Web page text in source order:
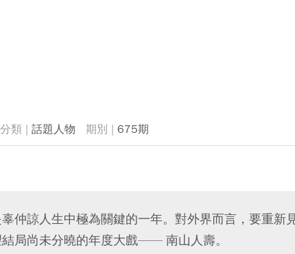
話題人物 675期
仲諒人生中極為關鍵的一年。對外界而言，要重新
局尚未分曉的年度大戲—— 南山人壽。